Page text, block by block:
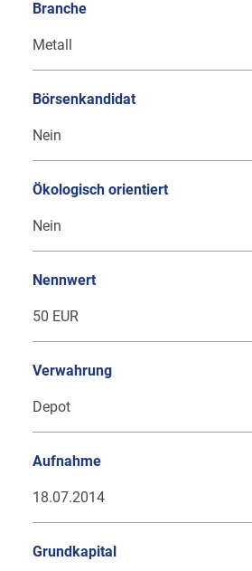
Branche
Metall
Börsenkandidat
Nein
Ökologisch orientiert
Nein
Nennwert
50 EUR
Verwahrung
Depot
Aufnahme
18.07.2014
Grundkapital